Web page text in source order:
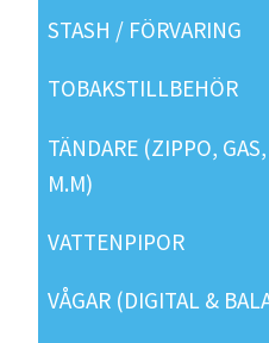
STASH / FÖRVARING
TOBAKSTILLBEHÖR
TÄNDARE (ZIPPO, GAS,
M.M)
VATTENPIPOR
VÅGAR (DIGITAL &